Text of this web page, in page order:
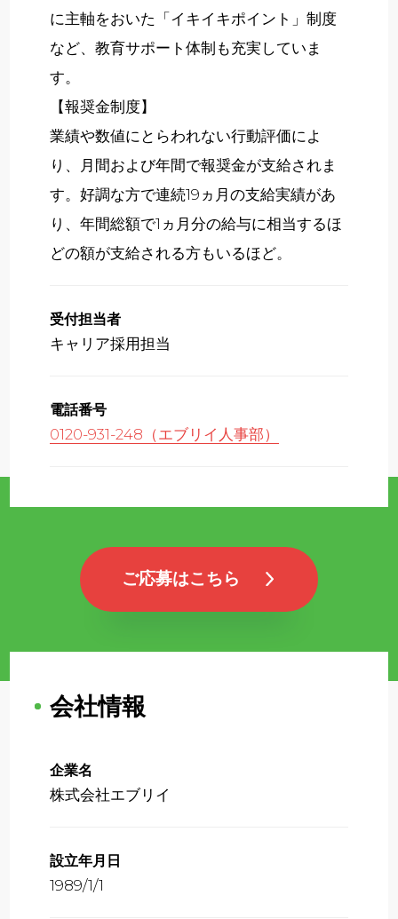
に主軸をおいた「イキイキポイント」制度
など、教育サポート体制も充実していま
す。
【報奨金制度】
業績や数値にとらわれない行動評価によ
り、月間および年間で報奨金が支給されま
す。好調な方で連続19ヵ月の支給実績があ
り、年間総額で1ヵ月分の給与に相当するほ
どの額が支給される方もいるほど。
受付担当者
キャリア採用担当
電話番号
0120-931-248（エブリイ人事部）
ご応募はこちら
会社情報
企業名
株式会社エブリイ
設立年月日
1989/1/1